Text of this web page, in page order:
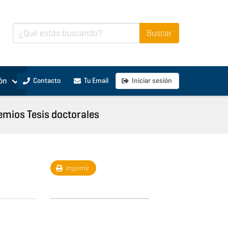
Contacto Tu Email Iniciar sesión
Tesis doctorales
Imprimir